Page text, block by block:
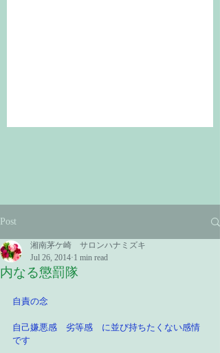
Post
内なる懲罰隊
湘南茅ケ崎 サロンハナミズキ
Jul 26, 2014 1 min read
自責の念
自己嫌悪感　劣等感　に並び持ちたくない感情
です